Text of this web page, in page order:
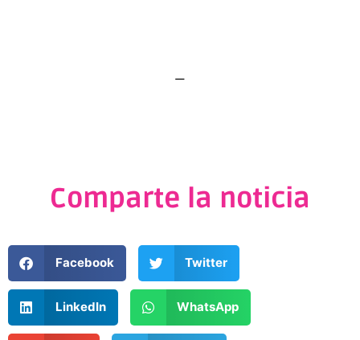
—
Comparte la noticia
Facebook Twitter
LinkedIn WhatsApp